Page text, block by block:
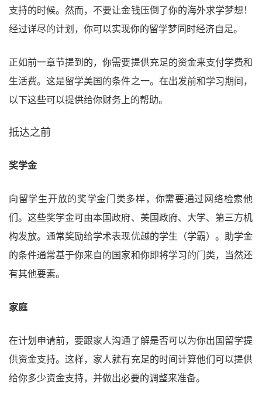
支持的时候。然而，不要让金钱压倒了你的海外求学梦想！
经过详尽的计划，你可以实现你的留学梦同时经济自足。
正如前一章节提到的，你需要提供充足的资金来支付学费和
生活费。这是留学美国的条件之一。在出发前和学习期间，
以下这些可以提供给你财务上的帮助。
抵达之前
奖学金
向留学生开放的奖学金门类多样，你需要通过网络检索他
们。这些奖学金可由本国政府、美国政府、大学、第三方机
构发放。通常奖励给学术表现优越的学生（学霸）。助学金
的条件通常基于你来自的国家和你即将学习的门类，当然还
有其他要素。
家庭
在计划申请前，要跟家人沟通了解是否可以为你出国留学提
供资金支持。这样，家人就有充足的时间计算他们可以提供
给你多少资金支持，并做出必要的调整来准备。